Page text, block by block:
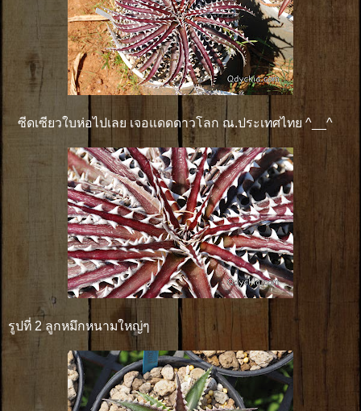
ซีดเซียวใบห่อไปเลย เจอแดดดาวโลก ณ.ประเทศไทย ^__^
รูปที่ 2 ลูกหมึกหนามใหญ่ๆ